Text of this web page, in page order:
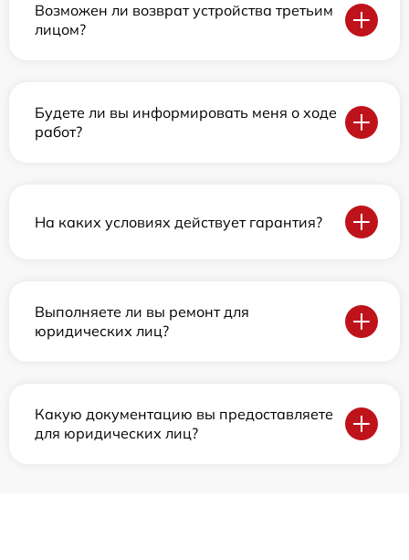
Возможен ли возврат устройства третьим
лицом?
Будете ли вы информировать меня о ходе
работ?
На каких условиях действует гарантия?
Выполняете ли вы ремонт для
юридических лиц?
Какую документацию вы предоставляете
для юридических лиц?